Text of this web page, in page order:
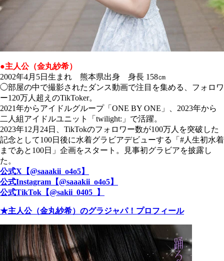
●主人公（金丸紗希）
2002年4月5日生まれ 熊本県出身 身長 158㎝
◯部屋の中で撮影されたダンス動画で注目を集める、フォロワ
ー120万人超えのTikToker。
2021年からアイドルグループ「ONE BY ONE」、2023年から
二人組アイドルユニット「twilight:」で活躍。
2023年12月24日、TikTokのフォロワー数が100万人を突破した
記念として100日後に水着グラビアデビューする「#人生初水着
まであと100日」企画をスタート。見事初グラビアを披露し
た。
公式X【@saaakii_o4o5】
公式Instagram【@saaakii_o4o5】
公式TikTok【@sakii_0405_】
★主人公（金丸紗希）のグラジャパ！プロフィール